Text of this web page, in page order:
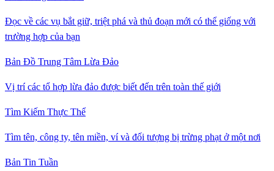
Đọc về các vụ bắt giữ, triệt phá và thủ đoạn mới có thể giống với
trường hợp của bạn
Bản Đồ Trung Tâm Lừa Đảo
Vị trí các tổ hợp lừa đảo được biết đến trên toàn thế giới
Tìm Kiếm Thực Thể
Tìm tên, công ty, tên miền, ví và đối tượng bị trừng phạt ở một nơi
Bản Tin Tuần